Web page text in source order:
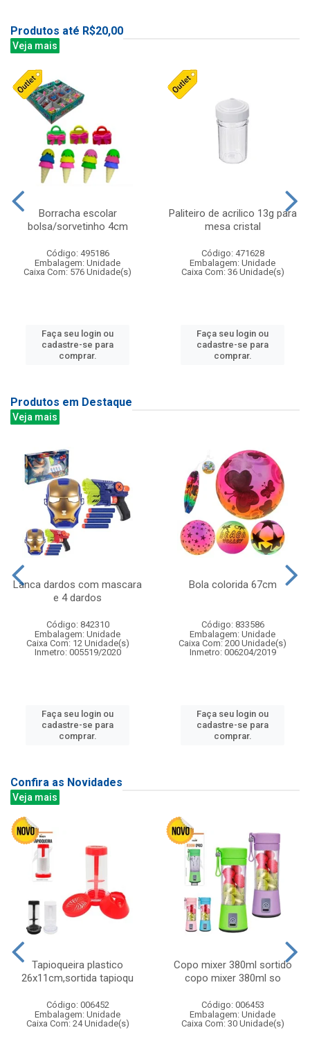
Produtos até R$20,00
Veja mais
Borracha escolar
bolsa/sorvetinho 4cm
Código: 495186
Embalagem: Unidade
Caixa Com: 576 Unidade(s)
Faça seu login ou
cadastre-se para
comprar.
Paliteiro de acrilico 13g para
mesa cristal
Código: 471628
Embalagem: Unidade
Caixa Com: 36 Unidade(s)
Faça seu login ou
cadastre-se para
comprar.
Produtos em Destaque
Veja mais
Lanca dardos com mascara
e 4 dardos
Código: 842310
Embalagem: Unidade
Caixa Com: 12 Unidade(s)
Inmetro: 005519/2020
Faça seu login ou
cadastre-se para
comprar.
Bola colorida 67cm
Código: 833586
Embalagem: Unidade
Caixa Com: 200 Unidade(s)
Inmetro: 006204/2019
Faça seu login ou
cadastre-se para
comprar.
Confira as Novidades
Veja mais
Tapioqueira plastico
26x11cm,sortida tapioqu
Código: 006452
Embalagem: Unidade
Caixa Com: 24 Unidade(s)
Copo mixer 380ml sortido
copo mixer 380ml so
Código: 006453
Embalagem: Unidade
Caixa Com: 30 Unidade(s)